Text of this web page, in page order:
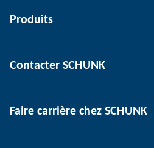
Produits
Technologie d'automatisation
Technologie de serrage de pièce
Contacter SCHUNK
Sites
Faire carrière chez SCHUNK